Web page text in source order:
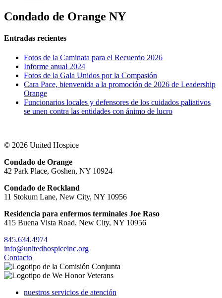
Condado de Orange NY
Entradas recientes
Fotos de la Caminata para el Recuerdo 2026
Informe anual 2024
Fotos de la Gala Unidos por la Compasión
Cara Pace, bienvenida a la promoción de 2026 de Leadership
Orange
Funcionarios locales y defensores de los cuidados paliativos
se unen contra las entidades con ánimo de lucro
© 2026 United Hospice
Condado de Orange
42 Park Place, Goshen, NY 10924
Condado de Rockland
11 Stokum Lane, New City, NY 10956
Residencia para enfermos terminales Joe Raso
415 Buena Vista Road, New City, NY 10956
845.634.4974
info@unitedhospiceinc.org
Contacto
nuestros servicios de atención